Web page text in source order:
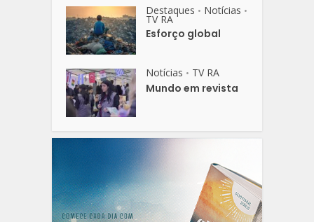
Destaques • Notícias •
TV RA
Esforço global
Notícias • TV RA
Mundo em revista